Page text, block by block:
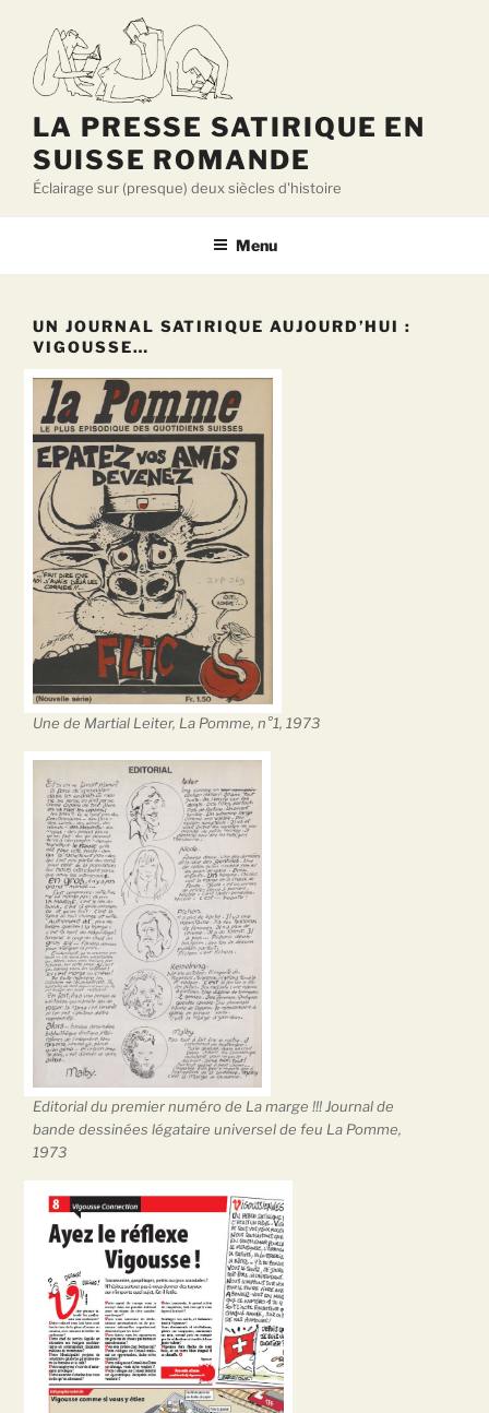
contenu
principal
LA PRESSE SATIRIQUE EN
SUISSE ROMANDE
Éclairage sur (presque) deux siècles d'histoire
Menu
UN JOURNAL SATIRIQUE AUJOURD’HUI :
VIGOUSSE…
Une de Martial Leiter, La Pomme, n°1, 1973
Editorial du premier numéro de La marge !!! Journal de
bande dessinées légataire universel de feu La Pomme,
1973